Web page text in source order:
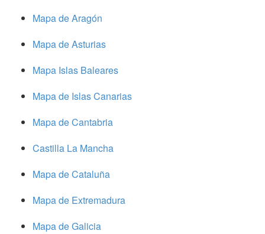
Mapa de Aragón
Mapa de Asturias
Mapa Islas Baleares
Mapa de Islas Canarias
Mapa de Cantabria
Castilla La Mancha
Mapa de Cataluña
Mapa de Extremadura
Mapa de Galicia